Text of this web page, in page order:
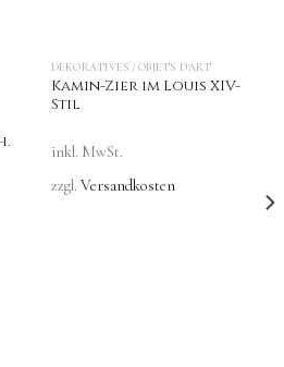
DEKORATIVES / OBJETS D'ART
Kamin-Zier im Louis XIV-
Stil
inkl. MwSt.
zzgl. Versandkosten